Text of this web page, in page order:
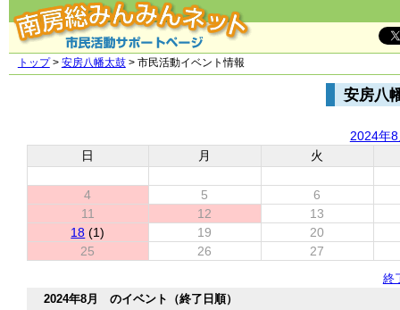
トップ> 安房八幡太鼓> 市民活動イベント情報
安房八
2024年
日
月 火
4 5
6
11
12
13
18 (1) 19
20
25
26 27
終
2024年8月 のイベント（終了日順）